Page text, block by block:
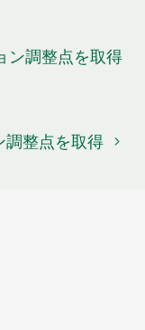
ン調整点を取得
調整点を取得